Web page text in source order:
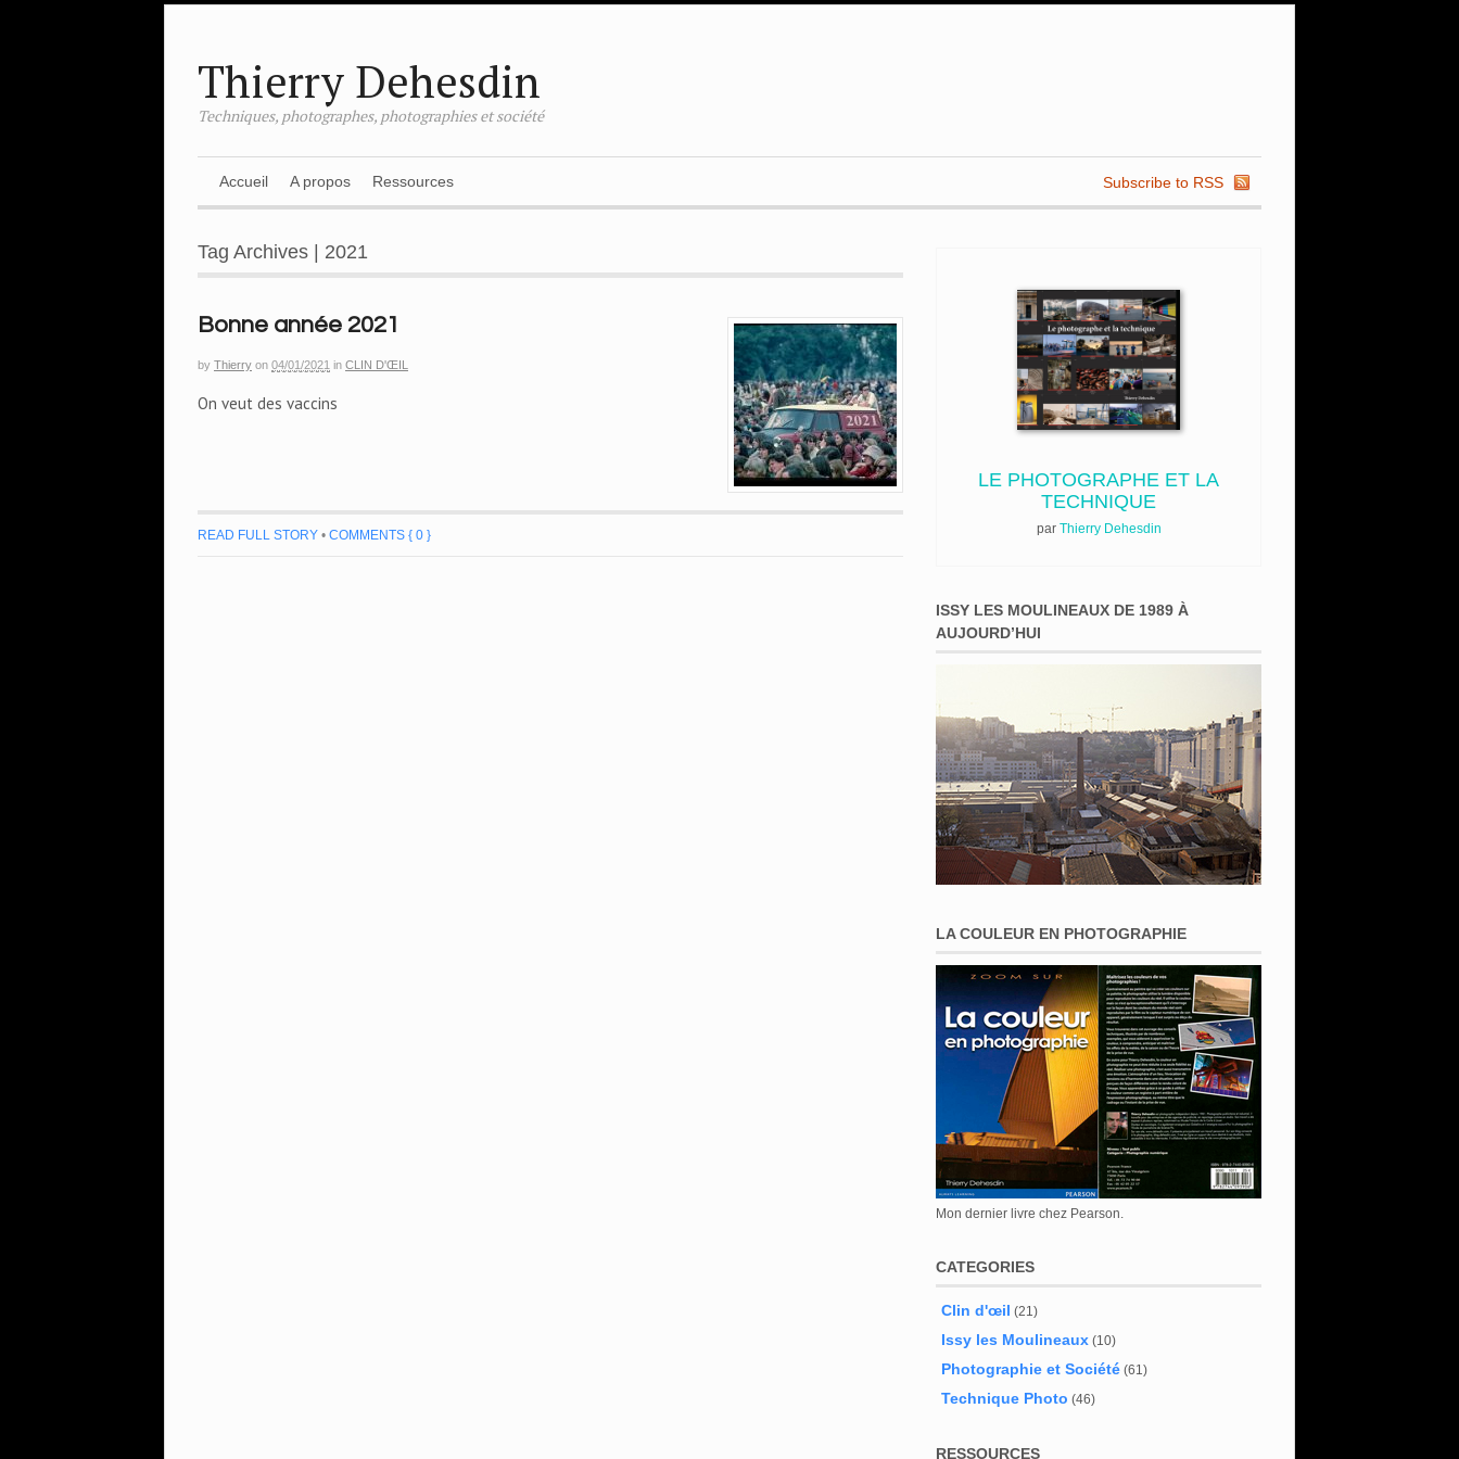
Thierry Dehesdin
Techniques, photographes, photographies et société
Subscribe to RSS
Accueil A propos Ressources
Tag Archives | 2021
Bonne année 2021
by Thierry on 04/01/2021 in CLIN D'ŒIL
On veut des vaccins
READ FULL STORY • COMMENTS { 0 }
LE PHOTOGRAPHE ET LA
TECHNIQUE
par Thierry Dehesdin
ISSY LES MOULINEAUX DE 1989 À
AUJOURD’HUI
LA COULEUR EN PHOTOGRAPHIE
Mon dernier livre chez Pearson.
CATEGORIES
Clin d'œil (21)
Issy les Moulineaux (10)
Photographie et Société (61)
Technique Photo (46)
RESSOURCES